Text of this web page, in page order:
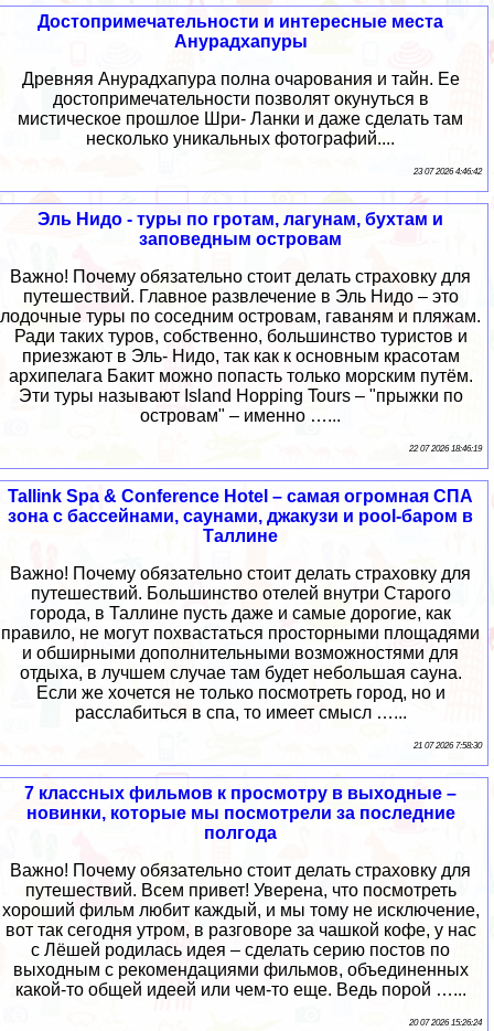
Достопримечательности и интересные места
Анурадхапуры
Древняя Анурадхапура полна очарования и тайн. Ее
достопримечательности позволят окунуться в
мистическое прошлое Шри- Ланки и даже сделать там
несколько уникальных фотографий....
23 07 2026 4:46:42
Эль Нидо - туры по гротам, лагунам, бухтам и
заповедным островам
Важно! Почему обязательно стоит делать страховку для
путешествий. Главное развлечение в Эль Нидо – это
лодочные туры по соседним островам, гаваням и пляжам.
Ради таких туров, собственно, большинство туристов и
приезжают в Эль- Нидо, так как к основным красотам
архипелага Бакит можно попасть только морским путём.
Эти туры называют Island Hopping Tours – "прыжки по
островам" – именно …...
22 07 2026 18:46:19
Tallink Spa & Conference Hotel – самая огромная СПА
зона с бассейнами, саунами, джакузи и pool-баром в
Таллине
Важно! Почему обязательно стоит делать страховку для
путешествий. Большинство отелей внутри Старого
города, в Таллине пусть даже и самые дорогие, как
правило, не могут похвастаться просторными площадями
и обширными дополнительными возможностями для
отдыха, в лучшем случае там будет небольшая сауна.
Если же хочется не только посмотреть город, но и
расслабиться в спа, то имеет смысл …...
21 07 2026 7:58:30
7 классных фильмов к просмотру в выходные –
новинки, которые мы посмотрели за последние
полгода
Важно! Почему обязательно стоит делать страховку для
путешествий. Всем привет! Уверена, что посмотреть
хороший фильм любит каждый, и мы тому не исключение,
вот так сегодня утром, в разговоре за чашкой кофе, у нас
с Лёшей родилась идея – сделать серию постов по
выходным с рекомендациями фильмов, объединенных
какой-то общей идеей или чем-то еще. Ведь порой …...
20 07 2026 15:26:24